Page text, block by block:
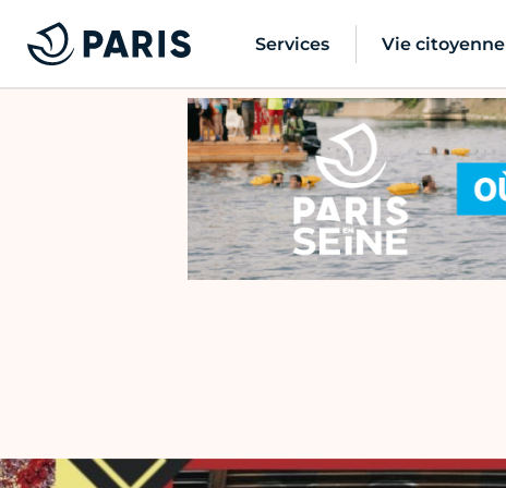
Services Vie citoyenne